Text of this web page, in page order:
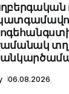
06.08.2026